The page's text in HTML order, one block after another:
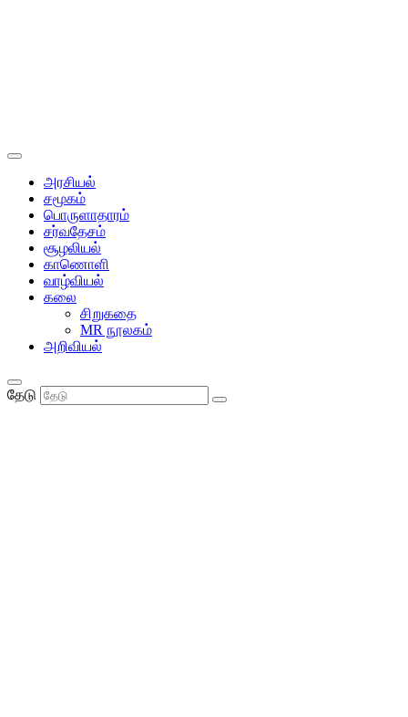
அரசியல்
சமூகம்
பொருளாதாரம்
சர்வதேசம்
சூழலியல்
காணொளி
வாழ்வியல்
கலை
சிறுகதை
MR நூலகம்
அறிவியல்
தேடு